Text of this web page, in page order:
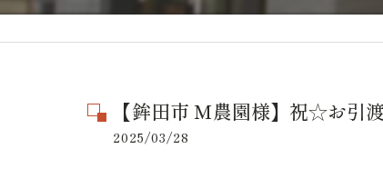
【鉾田市 M農園様】祝☆お引
2025/03/28